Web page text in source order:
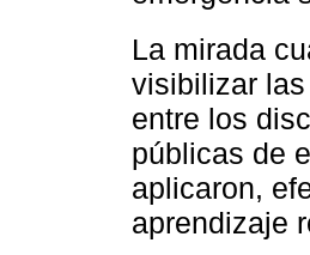
La mirada
visibilizar
entre los
públicas de
aplicaron,
aprendizaje